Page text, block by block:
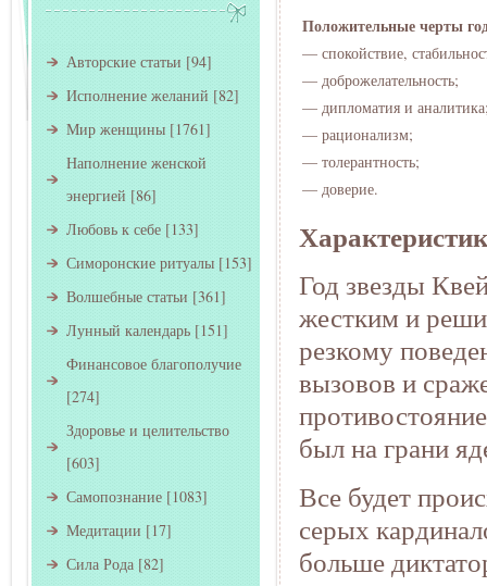
Положительные черты
— спокойствие,
— доброжелательность;
— дипломатия и
— рационализм;
— толерантность;
— доверие.
Год звезды
жестким и
резкому
вызовов и
был на грани
Все будет
серых
больше
Авторские статьи [94]
Исполнение желаний [82]
Мир женщины [1761]
Наполнение женской
энергией [86]
Любовь к себе [133]
Симоронские ритуалы [153]
Волшебные статьи [361]
Лунный календарь [151]
Финансовое благополучие
[274]
Здоровье и целительство
[603]
Самопознание [1083]
Медитации [17]
Сила Рода [82]